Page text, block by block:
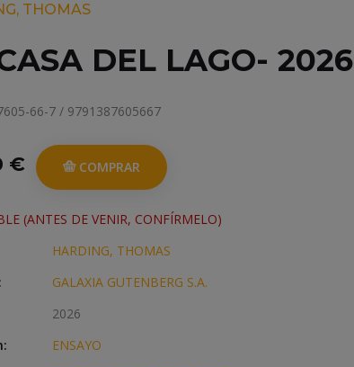
THOMAS
DEL LAGO- 2026
66-7 / 9791387605667
€ COMPRAR
(ANTES DE VENIR, CONFÍRMELO)
HARDING, THOMAS
GALAXIA GUTENBERG S.A.
2026
ENSAYO